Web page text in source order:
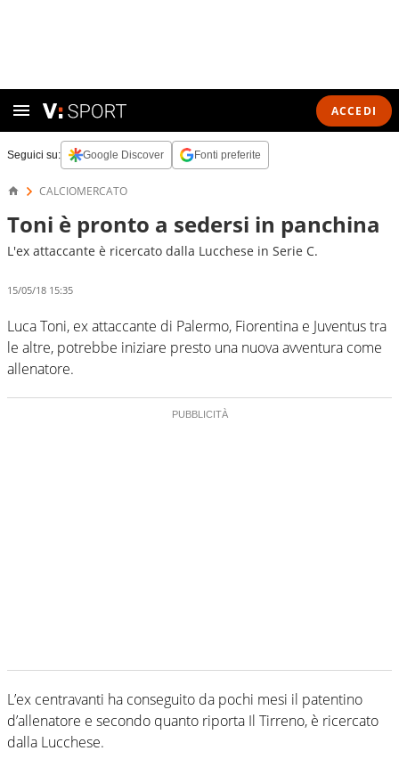
ACCEDI
Seguici su: Google Discover Fonti preferite
CALCIOMERCATO
Toni è pronto a sedersi in panchina
L'ex attaccante è ricercato dalla Lucchese in Serie C.
15/05/18 15:35
Luca Toni, ex attaccante di Palermo, Fiorentina e Juventus tra
le altre, potrebbe iniziare presto una nuova avventura come
allenatore.
L’ex centravanti ha conseguito da pochi mesi il patentino
d’allenatore e secondo quanto riporta Il Tirreno, è ricercato
dalla Lucchese.